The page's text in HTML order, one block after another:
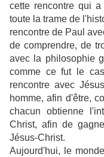
cette rencontre qui
toute la trame de
rencontre de Paul
de comprendre, de
avec la philosophie
comme ce fut le
rencontre avec
homme, afin d'être,
chacun obtienne
Christ, afin de
Jésus-Christ.
Aujourd'hui, le